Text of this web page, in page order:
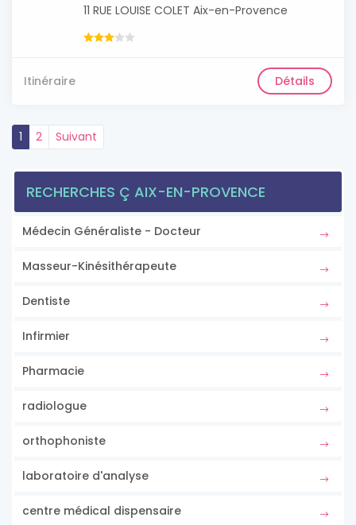
11 RUE LOUISE COLET Aix-en-Provence
Itinéraire Détails
1 2 Suivant
RECHERCHES Ç AIX-EN-PROVENCE
Médecin Généraliste - Docteur
Masseur-Kinésithérapeute
Dentiste
Infirmier
Pharmacie
radiologue
orthophoniste
laboratoire d'analyse
centre médical dispensaire